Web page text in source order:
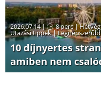
2026.07.14 | 8 perc|
Utazási tippek|
10 díjnyertes
amiben nem